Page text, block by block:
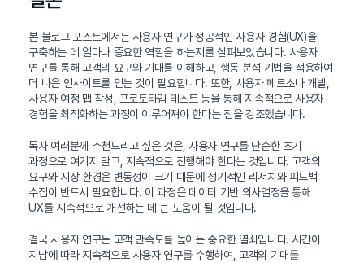
본 블로그 포스트에서는 사용자 연구가 성공적인 사용자 경험(UX)을
구축하는 데 얼마나 중요한 역할을 하는지를 살펴보았습니다. 사용자
연구를 통해 고객의 요구와 기대를 이해하고, 행동 분석 기법을 적용하여
더 나은 인사이트를 얻는 것이 필요합니다. 또한, 사용자 페르소나 개발,
사용자 여정 맵 작성, 프로토타입 테스트 등을 통해 지속적으로 사용자
경험을 최적화하는 과정이 이루어져야 한다는 점을 강조했습니다.
독자 여러분께 추천드리고 싶은 것은, 사용자 연구를 단순한 초기
과정으로 여기지 말고, 지속적으로 진행해야 한다는 것입니다. 고객의
요구와 시장 환경은 변동성이 크기 때문에 정기적인 리서치와 피드백
수집이 반드시 필요합니다. 이 과정은 데이터 기반 의사결정을 통해
UX를 지속적으로 개선하는 데 큰 도움이 될 것입니다.
결국 사용자 연구는 고객 만족도를 높이는 중요한 열쇠입니다. 시간이
지남에 따라 지속적으로 사용자 연구를 수행하여, 고객의 기대를